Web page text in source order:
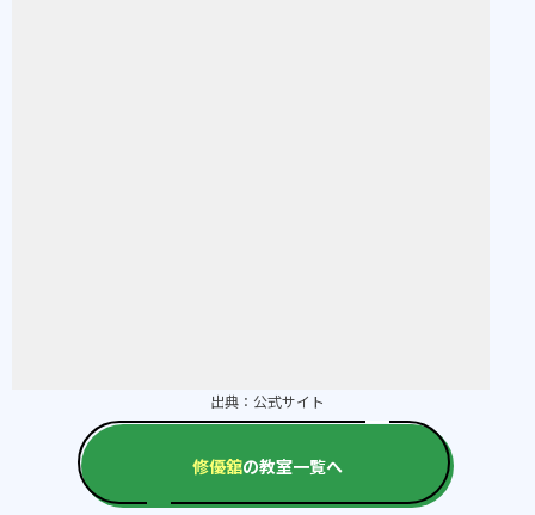
出典： 公式サイト
修優舘の教室一覧へ